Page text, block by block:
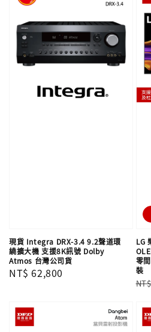
現貨 Integra DRX-3.4 9.2聲道環
繞擴大機 支援8K訊號 Dolby
Atmos 台灣公司貨
Regular
NT$ 62,800
LG
零
裝